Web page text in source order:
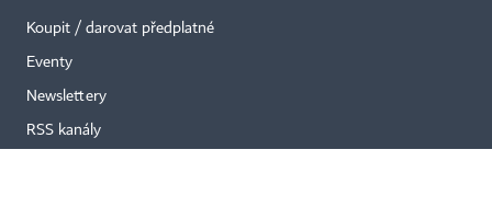
Koupit / darovat předplatné
Eventy
Newslettery
RSS kanály